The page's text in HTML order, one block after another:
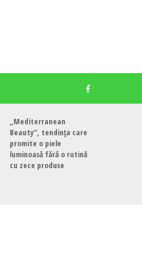
„Mediterranean
Beauty”, tendința care
promite o piele
luminoasă fără o rutină
cu zece produse